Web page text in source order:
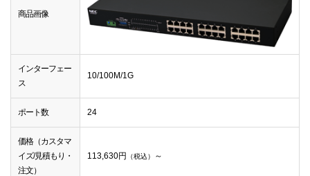
商品画像
インターフェー
ス
10/100M/1G
ポート数 24
価格（カスタマ
イズ/見積もり・
注文）
113,630円 （税込） ～